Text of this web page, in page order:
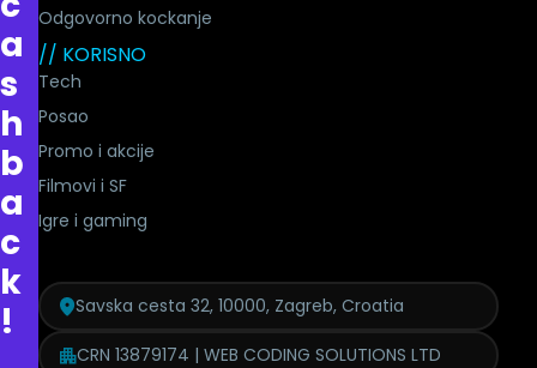
a
s
h
b
a
c
k
!
Odgovorno kockanje
// KORISNO
Tech
Posao
Promo i akcije
Filmovi i SF
Igre i gaming
Savska cesta 32, 10000, Zagreb, Croatia
CRN 13879174 | WEB CODING SOLUTIONS LTD